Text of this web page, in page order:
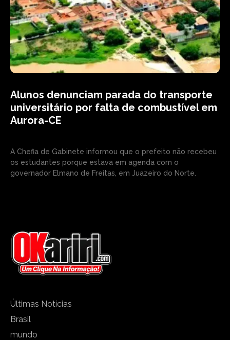
Alunos denunciam parada do transporte
universitário por falta de combustível em
Aurora-CE
A Chefia de Gabinete informou que o prefeito não recebeu
os estudantes porque estava em agenda com o
governador Elmano de Freitas, em Juazeiro do Norte.
Últimas Notícias
Brasil
mundo